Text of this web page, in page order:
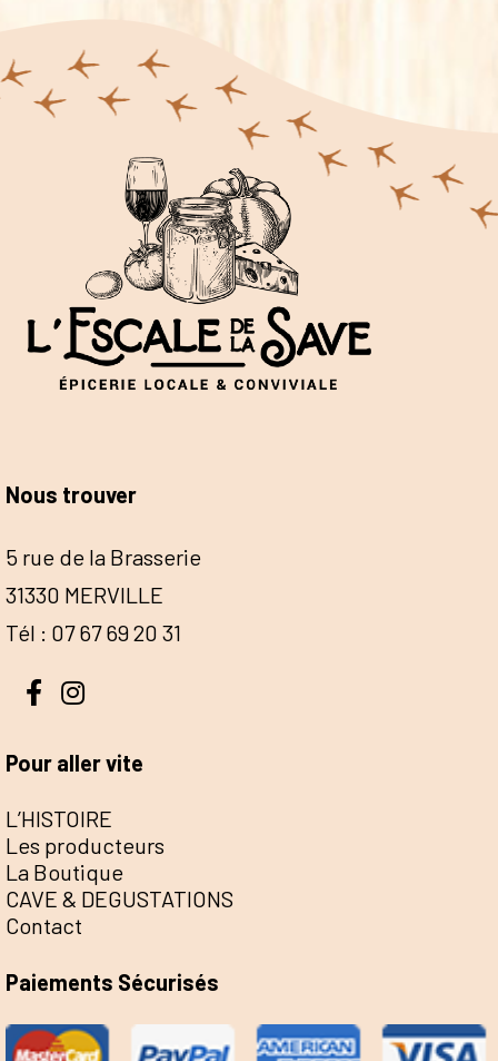
Nous trouver
5 rue de la Brasserie
31330 MERVILLE
Tél : 07 67 69 20 31
Pour aller vite
L’HISTOIRE
Les producteurs
La Boutique
CAVE & DEGUSTATIONS
Contact
Paiements Sécurisés